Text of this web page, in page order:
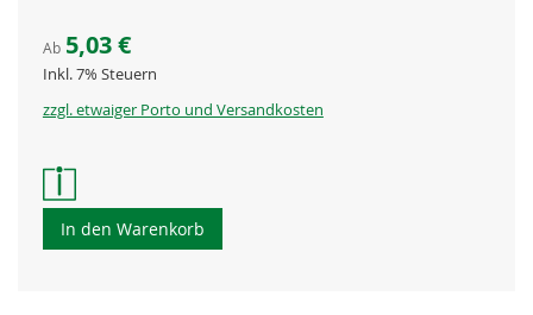
Ab 5,03 €
Inkl. 7% Steuern
zzgl. etwaiger Porto und Versandkosten
In den Warenkorb